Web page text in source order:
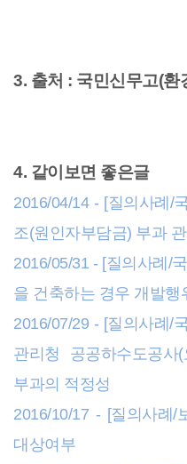
3. 출처 : 국민신무고(환
4. 같이보면 좋은글
2016/04/14 - [질의사례/
조(원인자부담금) 부과
2016/05/31 - [질의사례/
을 건축하는 경우 개발행
2016/07/29 - [질의사례/
관리청 공공하수도공사
부과의 적정성
2016/10/17 - [질의사례/
대상여부